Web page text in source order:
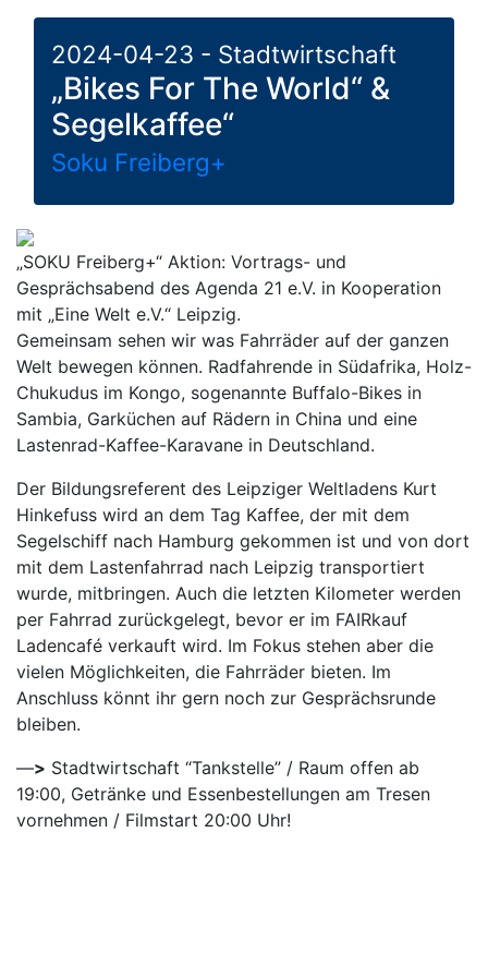
2024-04-23 - Stadtwirtschaft
„Bikes For The World“ &
Segelkaffee“
Soku Freiberg+
„SOKU Freiberg+“ Aktion: Vortrags- und
Gesprächsabend des Agenda 21 e.V. in Kooperation
mit „Eine Welt e.V.“ Leipzig.
Gemeinsam sehen wir was Fahrräder auf der ganzen
Welt bewegen können. Radfahrende in Südafrika, Holz-
Chukudus im Kongo, sogenannte Buffalo-Bikes in
Sambia, Garküchen auf Rädern in China und eine
Lastenrad-Kaffee-Karavane in Deutschland.
Der Bildungsreferent des Leipziger Weltladens Kurt
Hinkefuss wird an dem Tag Kaffee, der mit dem
Segelschiff nach Hamburg gekommen ist und von dort
mit dem Lastenfahrrad nach Leipzig transportiert
wurde, mitbringen. Auch die letzten Kilometer werden
per Fahrrad zurückgelegt, bevor er im FAIRkauf
Ladencafé verkauft wird. Im Fokus stehen aber die
vielen Möglichkeiten, die Fahrräder bieten. Im
Anschluss könnt ihr gern noch zur Gesprächsrunde
bleiben.
—> Stadtwirtschaft “Tankstelle” / Raum offen ab
19:00, Getränke und Essenbestellungen am Tresen
vornehmen / Filmstart 20:00 Uhr!